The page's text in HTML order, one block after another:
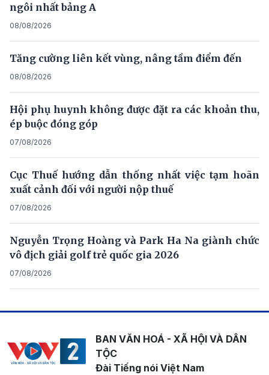
ngôi nhất bảng A
08/08/2026
Tăng cường liên kết vùng, nâng tầm điểm đến
08/08/2026
Hội phụ huynh không được đặt ra các khoản thu,
ép buộc đóng góp
07/08/2026
Cục Thuế hướng dẫn thống nhất việc tạm hoãn
xuất cảnh đối với người nộp thuế
07/08/2026
Nguyễn Trọng Hoàng và Park Ha Na giành chức
vô địch giải golf trẻ quốc gia 2026
07/08/2026
BAN VĂN HOÁ - XÃ HỘI VÀ DÂN
TỘC
Đài Tiếng nói Việt Nam